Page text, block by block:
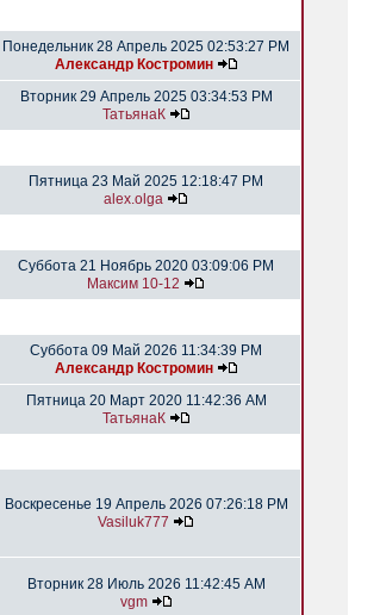
Понедельник 28 Апрель 2025 02:53:27 PM
Александр Костромин
Вторник 29 Апрель 2025 03:34:53 PM
ТатьянаК
Пятница 23 Май 2025 12:18:47 PM
alex.olga
Суббота 21 Ноябрь 2020 03:09:06 PM
Максим 10-12
Суббота 09 Май 2026 11:34:39 PM
Александр Костромин
Пятница 20 Март 2020 11:42:36 AM
ТатьянаК
Воскресенье 19 Апрель 2026 07:26:18 PM
Vasiluk777
Вторник 28 Июль 2026 11:42:45 AM
vgm